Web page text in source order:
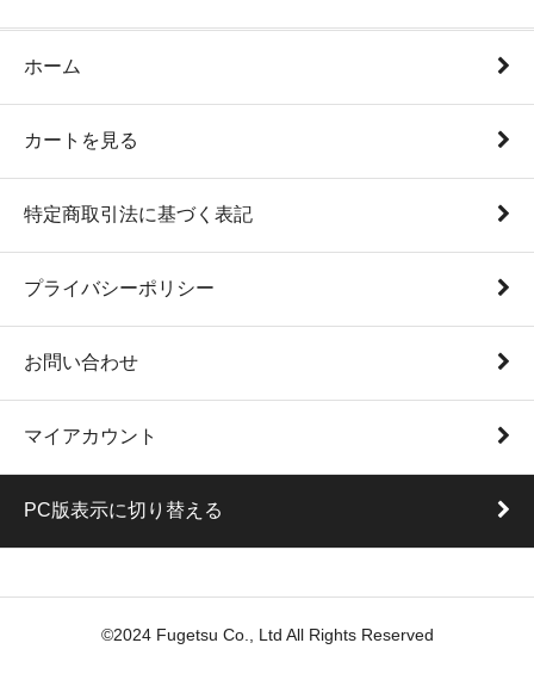
ホーム
カートを見る
特定商取引法に基づく表記
プライバシーポリシー
お問い合わせ
マイアカウント
PC版表示に切り替える
©2024 Fugetsu Co., Ltd All Rights Reserved